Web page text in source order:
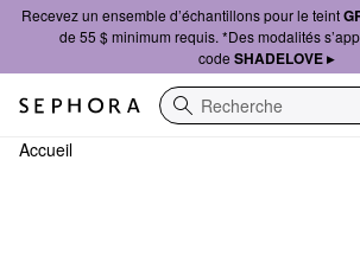
Recevez un ensemble d’échantillons pour le teint
de 55 $ minimum requis. *Des modalités
code SHADELOVE ▸
Recherche
Accueil